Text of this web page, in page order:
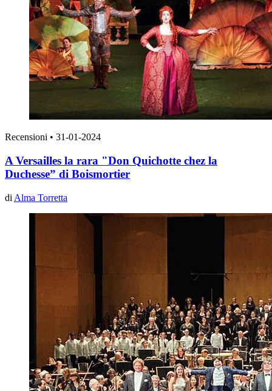
Recensioni • 31-01-2024
A Versailles la rara "Don Quichotte chez la
Duchesse” di Boismortier
di Alma Torretta